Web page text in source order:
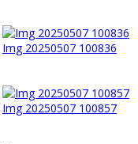
Img 20250507 100836
Img 20250507 100857